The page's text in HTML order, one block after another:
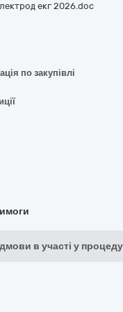
лектрод екг 2026.doc
по закупівлі
в участі у